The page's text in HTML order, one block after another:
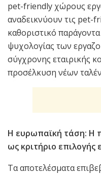
pet-friendly χώρους
αναδεικνύουν τις pet-
καθοριστικό
ψυχολογίας των
σύγχρονης εταιρικής
προσέλκυση νέων
Η ευρωπαϊκή τάση: Η
ως κριτήριο επιλογής
Τα αποτελέσματα